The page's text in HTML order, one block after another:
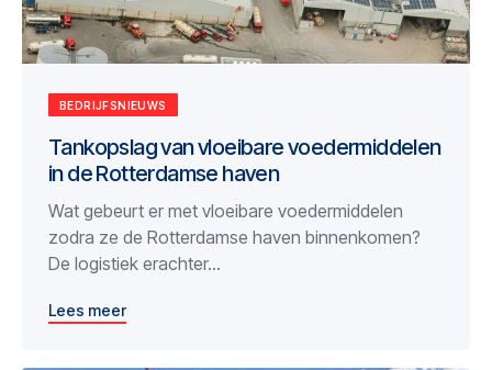
BEDRIJFSNIEUWS
Tankopslag van vloeibare voedermiddelen
in de Rotterdamse haven
Wat gebeurt er met vloeibare voedermiddelen
zodra ze de Rotterdamse haven binnenkomen?
De logistiek erachter...
Lees meer